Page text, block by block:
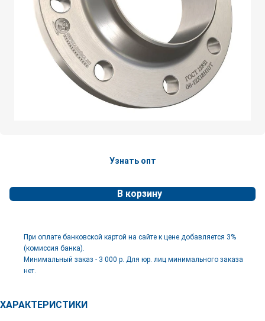
Узнать опт
В корзину
При оплате банковской картой на сайте к цене добавляется 3%
(комиссия банка).
Минимальный заказ - 3 000 р. Для юр. лиц минимального заказа
нет.
ХАРАКТЕРИСТИКИ